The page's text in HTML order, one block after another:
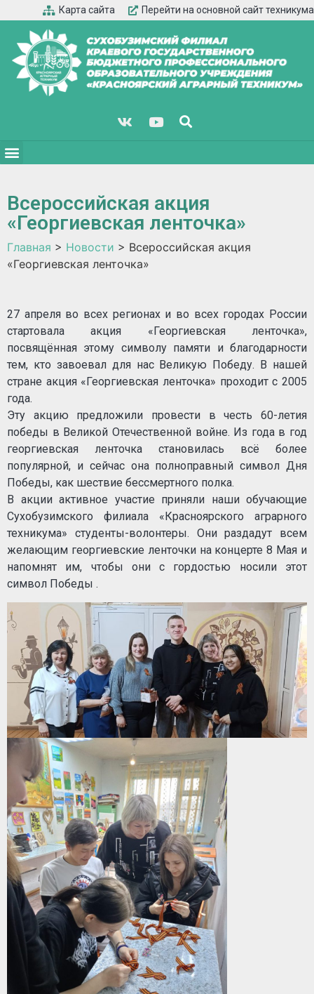
Карта сайта Перейти на основной сайт техникума
Всероссийская акция
«Георгиевская ленточка»
Главная > Новости > Всероссийская акция
«Георгиевская ленточка»
27 апреля во всех регионах и во всех городах России
стартовала акция «Георгиевская ленточка»,
посвящённая этому символу памяти и благодарности
тем, кто завоевал для нас Великую Победу. В нашей
стране акция «Георгиевская ленточка» проходит с 2005
года.
Эту акцию предложили провести в честь 60-летия
победы в Великой Отечественной войне. Из года в год
георгиевская ленточка становилась всё более
популярной, и сейчас она полноправный символ Дня
Победы, как шествие бессмертного полка.
В акции активное участие приняли наши обучающие
Сухобузимского филиала «Красноярского аграрного
техникума» студенты-волонтеры. Они раздадут всем
желающим георгиевские ленточки на концерте 8 Мая и
напомнят им, чтобы они с гордостью носили этот
символ Победы .